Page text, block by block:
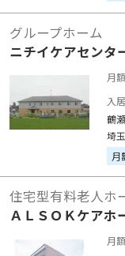
グループホーム
ニチイケアセンタ
月
入
鶴
埼
月
住宅型有料老人ホ
ＡＬＳＯＫケアホ
月